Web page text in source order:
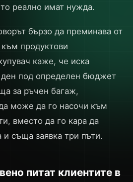
реално имат нужда.
бързо да преминава от
продуктови
каже, че иска
под определен бюджет
за ръчен багаж,
може да го насочи към
вместо да го кара да
съща заявка три пъти.
питат клиентите в